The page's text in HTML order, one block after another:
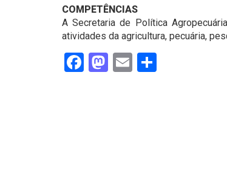
COMPETÊNCIAS
A Secretaria de Política
atividades da agricultura, pecuária,
Facebook
Mastodon
Email